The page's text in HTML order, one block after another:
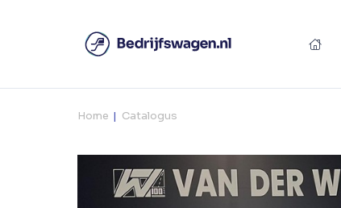
Home Catalogus